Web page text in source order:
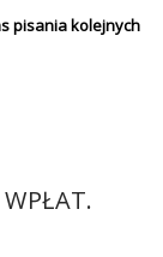
pisania kolejnych